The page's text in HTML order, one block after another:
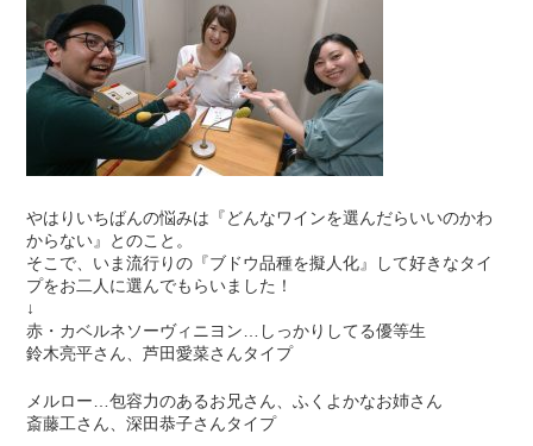
やはりいちばんの悩みは『どんなワインを選んだらいいのかわ
からない』とのこと。
そこで、いま流行りの『ブドウ品種を擬人化』して好きなタイ
プをお二人に選んでもらいました！
↓
赤・カベルネソーヴィニヨン…しっかりしてる優等生
鈴木亮平さん、芦田愛菜さんタイプ
メルロー…包容力のあるお兄さん、ふくよかなお姉さん
斎藤工さん、深田恭子さんタイプ